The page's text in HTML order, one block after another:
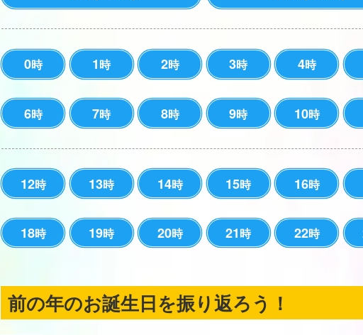
0時 1時 2時 3時 4時
6時 7時 8時 9時 10時
12時 13時 14時 15時 16時
18時 19時 20時 21時 22時
前の年のお誕生日を振り返ろう！